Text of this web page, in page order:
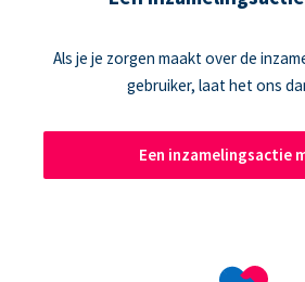
Als je je zorgen maakt over de
gebruiker, laat het ons
Een inzamelingsactie